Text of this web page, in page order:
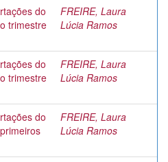
do
trimestre
FREIRE, Laura
Lúcia Ramos
do
trimestre
FREIRE, Laura
Lúcia Ramos
do
FREIRE, Laura
Lúcia Ramos